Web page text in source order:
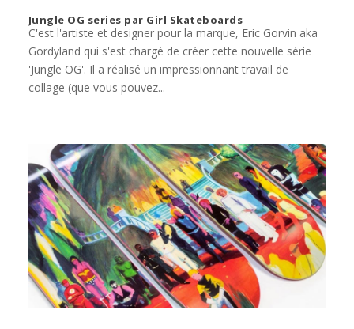
Jungle OG series par Girl Skateboards
C'est l'artiste et designer pour la marque, Eric Gorvin aka
Gordyland qui s'est chargé de créer cette nouvelle série
'Jungle OG'. Il a réalisé un impressionnant travail de
collage (que vous pouvez...